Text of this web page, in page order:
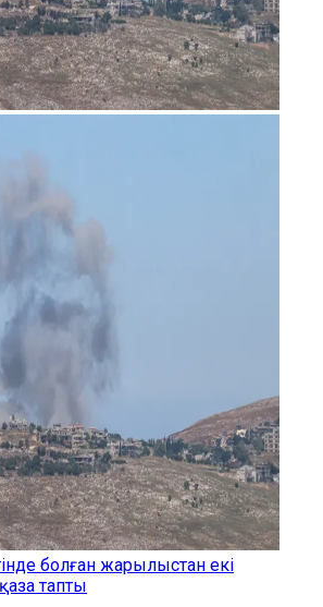
болған жарылыстан екі
тапты